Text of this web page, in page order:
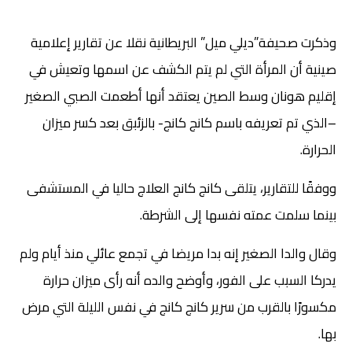
وذكرت صحيفة”ديلي ميل” البريطانية نقلا عن تقارير إعلامية
صينية أن المرأة التي لم يتم الكشف عن اسمها وتعيش في
إقليم هونان وسط الصين يعتقد أنها أطعمت الصبي الصغير
–الذي تم تعريفه باسم كانج كانج- بالزئبق بعد كسر ميزان
الحرارة.
ووفقًا للتقارير، يتلقى كانج كانج العلاج حاليا في المستشفى
بينما سلمت عمته نفسها إلى الشرطة.
وقال والدا الصغير إنه بدا مريضا في تجمع عائلي منذ أيام ولم
يدركا السبب على الفور، وأوضح والده أنه رأى ميزان حرارة
مكسورًا بالقرب من سرير كانج كانج في نفس الليلة التي مرض
بها.